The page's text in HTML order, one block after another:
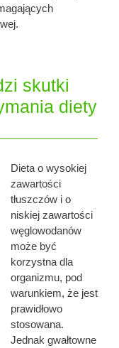
skutki
diety
Dieta o wysokiej
zawartości
tłuszczów i o
niskiej zawartości
węglowodanów
może być
korzystna dla
organizmu, pod
warunkiem, że jest
prawidłowo
stosowana.
Jednak gwałtowne